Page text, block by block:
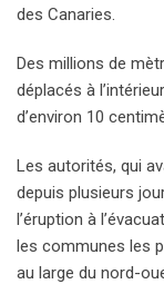
des Canaries.
Des millions de
déplacés à
d’environ 10
Les autorités, qui
depuis plusieurs
l’éruption à
les communes les
au large du nord-